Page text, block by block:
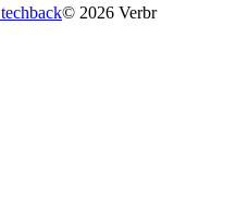
techback© 2026 Verbr